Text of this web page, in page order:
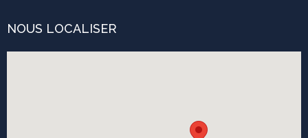
NOUS LOCALISER